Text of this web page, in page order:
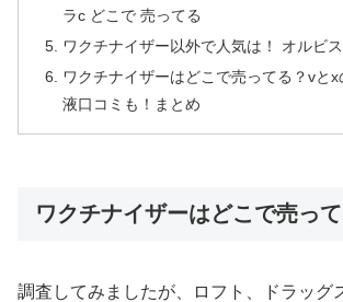
ラc どこで 売ってる
ワクチナイザー以外で人気は！ オルビ
ワクチナイザーはどこで売ってる？vと
液口コミも！まとめ
ワクチナイザーはどこで売っ
調査してみましたが、ロフト、ドラッグ